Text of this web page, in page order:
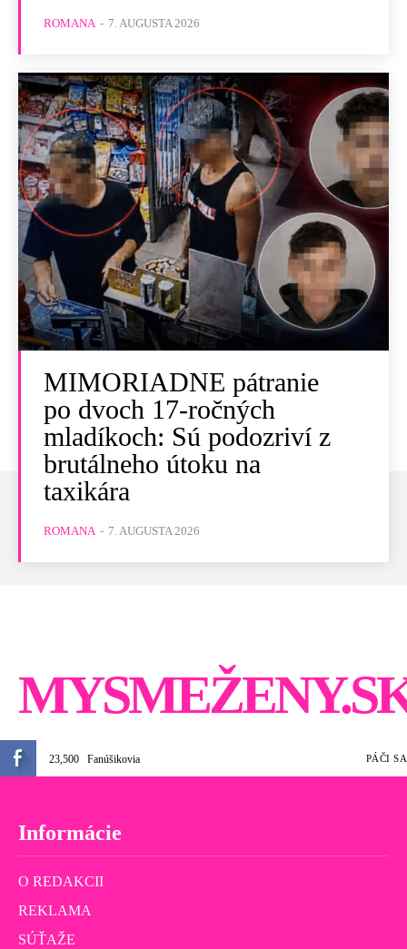
ROMANA - 7. AUGUSTA 2026
MIMORIADNE pátranie
po dvoch 17-ročných
mladíkoch: Sú podozriví z
brutálneho útoku na
taxikára
ROMANA - 7. AUGUSTA 2026
23,500 Fanúšikovia PÁČI SA
Informácie
O REDAKCII
REKLAMA
SÚŤAŽE